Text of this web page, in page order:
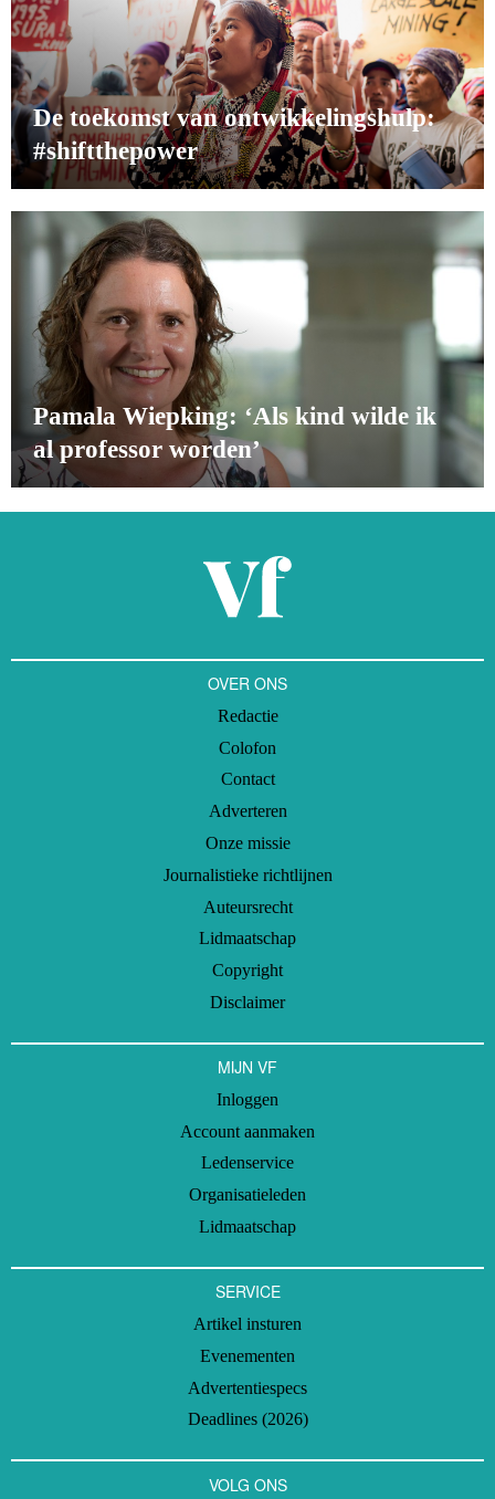
De toekomst van ontwikkelingshulp:
#shiftthepower
Pamala Wiepking: ‘Als kind wilde ik
al professor worden’
OVER ONS
Redactie
Colofon
Contact
Adverteren
Onze missie
Journalistieke richtlijnen
Auteursrecht
Lidmaatschap
Copyright
Disclaimer
MIJN VF
Inloggen
Account aanmaken
Ledenservice
Organisatieleden
Lidmaatschap
SERVICE
Artikel insturen
Evenementen
Advertentiespecs
Deadlines (2026)
VOLG ONS